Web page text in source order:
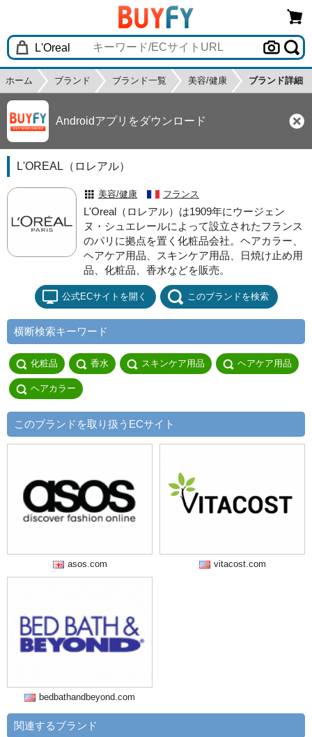
ホーム ブランド ブランド一覧 美容/健康 ブランド詳細
Androidアプリをダウンロード
L'OREAL（ロレアル）
美容/健康 フランス
L'Oreal（ロレアル）は1909年にウージェン
ヌ・シュエレールによって設立されたフランス
のパリに拠点を置く化粧品会社。ヘアカラー、
ヘアケア用品、スキンケア用品、日焼け止め用
品、化粧品、香水などを販売。
公式ECサイトを開く このブランドを検索
横断検索キーワード
化粧品 香水 スキンケア用品 ヘアケア用品
ヘアカラー
このブランドを取り扱うECサイト
asos.com vitacost.com
bedbathandbeyond.com
関連するブランド